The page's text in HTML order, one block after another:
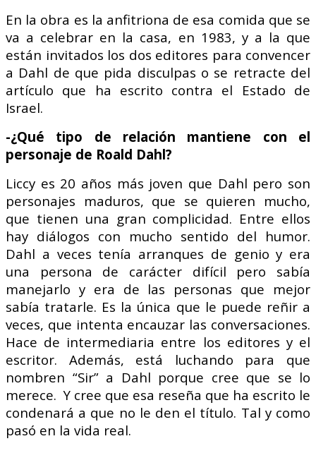
En la obra es la anfitriona de esa comida que se
va a celebrar en la casa, en 1983, y a la que
están invitados los dos editores para convencer
a Dahl de que pida disculpas o se retracte del
artículo que ha escrito contra el Estado de
Israel.
-¿Qué tipo de relación mantiene con el
personaje de Roald Dahl?
Liccy es 20 años más joven que Dahl pero son
personajes maduros, que se quieren mucho,
que tienen una gran complicidad. Entre ellos
hay diálogos con mucho sentido del humor.
Dahl a veces tenía arranques de genio y era
una persona de carácter difícil pero sabía
manejarlo y era de las personas que mejor
sabía tratarle. Es la única que le puede reñir a
veces, que intenta encauzar las conversaciones.
Hace de intermediaria entre los editores y el
escritor. Además, está luchando para que
nombren “Sir” a Dahl porque cree que se lo
merece. Y cree que esa reseña que ha escrito le
condenará a que no le den el título. Tal y como
pasó en la vida real.